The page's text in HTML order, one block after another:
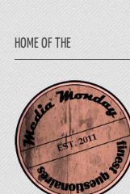
HOME OF THE